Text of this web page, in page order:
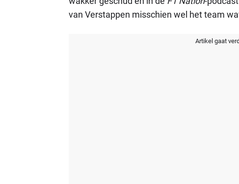
van Verstappen misschien wel het team
Artikel gaat